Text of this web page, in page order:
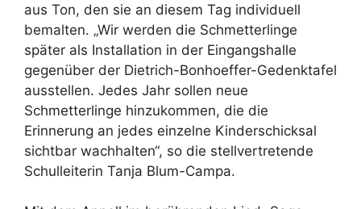
aus Ton, den sie an diesem Tag individuell
bemalten. „Wir werden die Schmetterlinge
später als Installation in der Eingangshalle
gegenüber der Dietrich-Bonhoeffer-Gedenktafel
ausstellen. Jedes Jahr sollen neue
Schmetterlinge hinzukommen, die die
Erinnerung an jedes einzelne Kinderschicksal
sichtbar wachhalten“, so die stellvertretende
Schulleiterin Tanja Blum-Campa.